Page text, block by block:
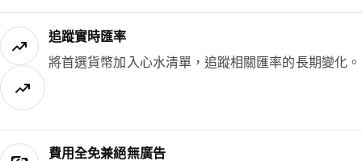
追蹤實時匯率
將首選貨幣加入心水清單，追蹤相關匯率的長期變化。
費用全免兼絕無廣告